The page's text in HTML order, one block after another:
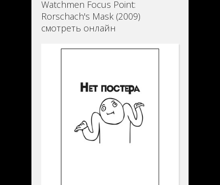
Watchmen Focus Point:
Rorschach's Mask (2009)
смотреть онлайн